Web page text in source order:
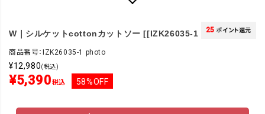
W｜シルケットcottonカットソー [[IZK26035-1 photo]][F]
25 ポイント還元
商品番号：IZK26035-1 photo
¥12,980(税込)
¥5,390税込 58%OFF